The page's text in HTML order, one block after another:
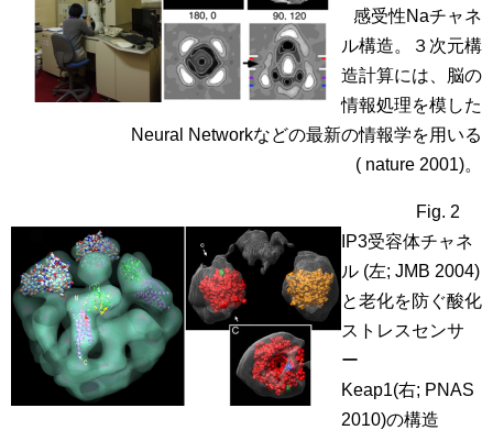
感受性Naチャネ
ル構造。３次元構
造計算には、脳の
情報処理を模した
Neural Networkなどの最新の情報学を用いる
( nature 2001)。
Fig. 2
IP3受容体チャネ
ル (左; JMB 2004)
と老化を防ぐ酸化
ストレスセンサ
ー
Keap1(右; PNAS
2010)の構造